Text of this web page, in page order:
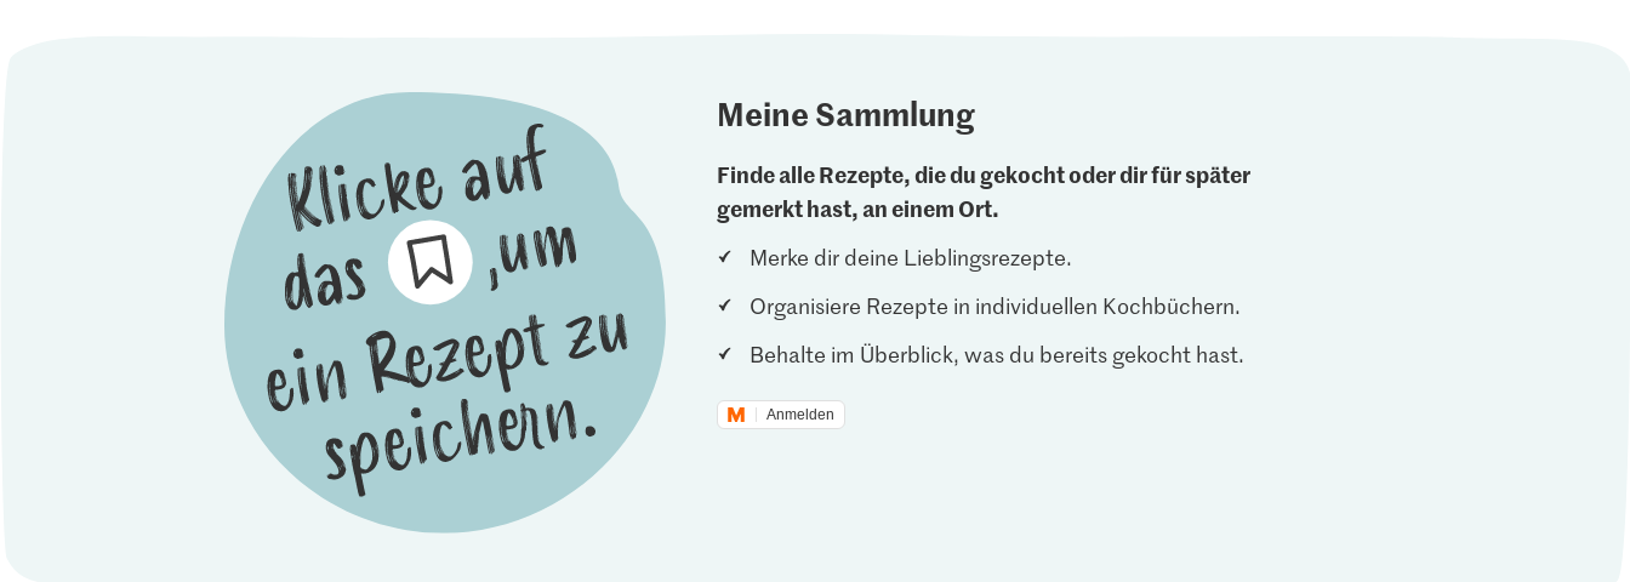
Meine Sammlung
Finde alle Rezepte, die du gekocht oder dir für später
gemerkt hast, an einem Ort.
Merke dir deine Lieblingsrezepte.
Organisiere Rezepte in individuellen Kochbüchern.
Behalte im Überblick, was du bereits gekocht hast.
Anmelden